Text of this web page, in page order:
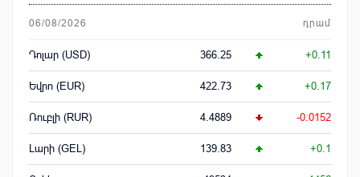
06/08/2026 դրամ
Դոլար (USD) 366.25 +0.11
Եվրո (EUR) 422.73 +0.17
Ռուբլի (RUR) 4.4889 -0.0152
Լարի (GEL) 139.83 +0.1